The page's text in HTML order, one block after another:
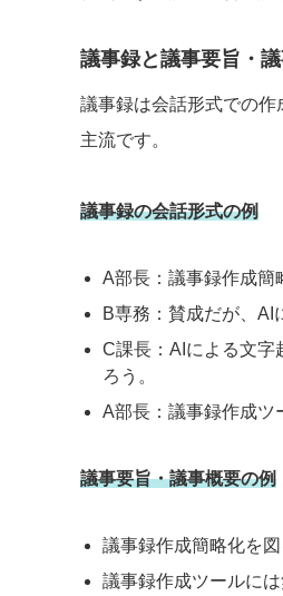
議事録と議事要旨・
議事録は会話形式での
主流です。
議事録の会話形式の例
A部長：議事録作成簡
B専務：賛成だが、AI
C課長：AIによる文字
ろう。
A部長：議事録作成ツ
議事要旨・議事概要の例
議事録作成簡略化を図
議事録作成ツールに